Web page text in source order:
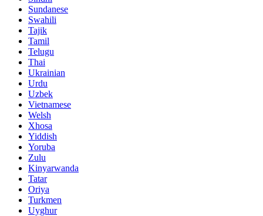
Sundanese
Swahili
Tajik
Tamil
Telugu
Thai
Ukrainian
Urdu
Uzbek
Vietnamese
Welsh
Xhosa
Yiddish
Yoruba
Zulu
Kinyarwanda
Tatar
Oriya
Turkmen
Uyghur